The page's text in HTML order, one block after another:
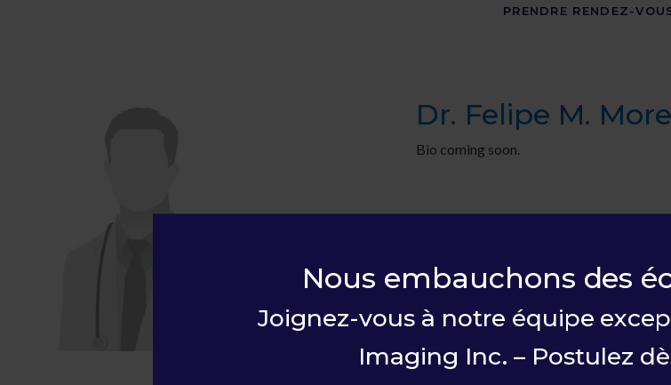
PRENDRE RENDEZ-
Dr. Felipe M.
Bio coming soon.
Nous embauchons des
Joignez-vous à notre équipe
Imaging Inc. – Postulez